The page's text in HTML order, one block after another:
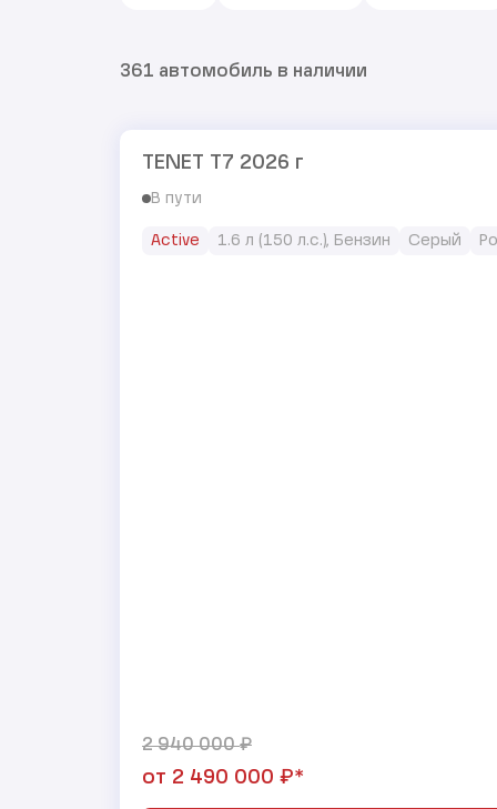
361 автомобиль в наличии
TENET T7 2026 г
В пути
Active 1.6 л (150 л.с.), Бензин Серый
2 940 000₽
от 2 490 000 ₽*